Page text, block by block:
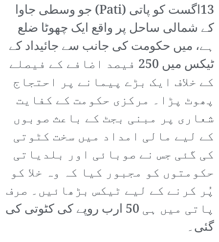
13اگست کو پاتی (Pati) جو وسطی جاوا
کے شمالی ساحل پر واقع ایک چھوٹا ضلع
ہے، میں حکومت کی جانب سے جائیداد کے
ٹیکس میں 250 فیصد اضافے کے فیصلے
کے خلاف ایک بڑے پیمانے پر احتجاج
پھوٹ پڑا۔ مرکزی حکومت کے کفایت
شعاری پر مبنی بجٹ کے باعث صوبوں
کے لیے مالی امداد میں سخت کٹوتی
کی گئی جس نے صوبائی اور بلدیاتی
حکومتوں کو مجبور کیا کہ وہ خلا کو
پُر کرنے کے لیے ٹیکس بڑھائیں۔ صرف
پاتی میں ہی 50 ارب روپے کی کٹوتی کی
گئی۔